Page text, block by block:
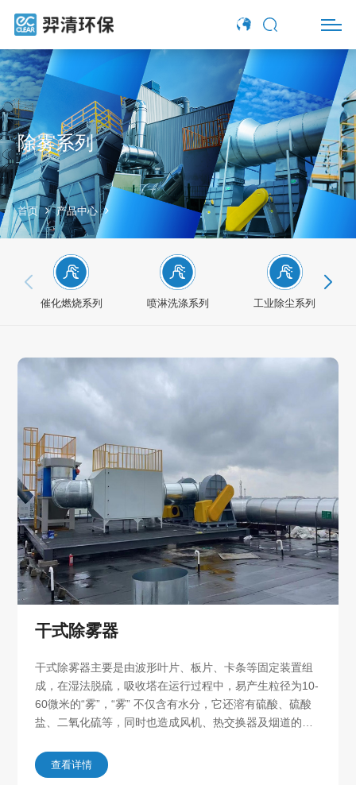
除雾系列
首页 产品中心
催化燃烧系列 喷淋洗涤系列 工业除尘系列
干式除雾器
干式除雾器主要是由波形叶片、板片、卡条等固定装置组
成，在湿法脱硫，吸收塔在运行过程中，易产生粒径为10-
60微米的“雾”，“雾” 不仅含有水分，它还溶有硫酸、硫酸
盐、二氧化硫等，同时也造成风机、热交换器及烟道的玷
雾的要求，被净化的气体在离开吸收塔之前要除雾。干式
除雾器系统由干式除雾器本体及冲洗系统组成。具体为干
查看详情